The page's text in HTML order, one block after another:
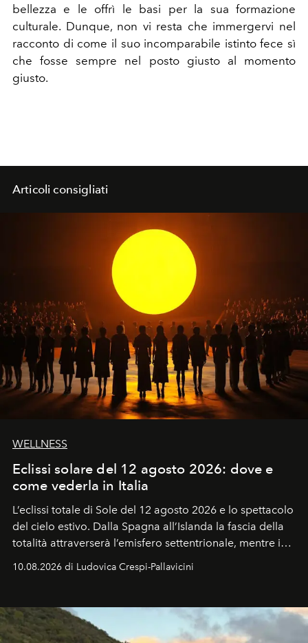
bellezza e le offrì le basi per la sua formazione
culturale. Dunque, non vi resta che immergervi nel
racconto di come il suo incomparabile istinto fece sì
che fosse sempre nel posto giusto al momento
giusto.
Articoli consigliati
WELLNESS
Eclissi solare del 12 agosto 2026: dove e
come vederla in Italia
L’eclissi totale di Sole del 12 agosto 2026 e lo spettacolo
del cielo estivo. Dalla Spagna all’Islanda la fascia della
totalità attraverserà l’emisfero settentrionale, mentre in
Italia il fenomeno sarà parziale ma particolarmente
spettacolare al Nord. Orari, città favorite e regole per
10.08.2026 di Ludovica Crespi-Pallavicini